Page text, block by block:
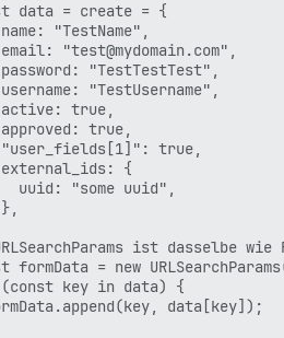
data = create = {
"TestName",
"test@mydomain.com",
"TestTestTest",
"TestUsername",
true,
true,
true,
{
uuid: "some uuid",
ist dasselbe wie
formData = new
key in data) {
data[key]);